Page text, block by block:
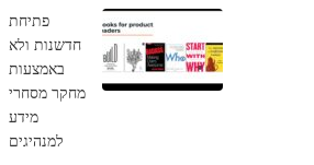
פתיחת
חדשנות ולא
באמצעות
מחקר מסחרי
מידע
למנהיגים